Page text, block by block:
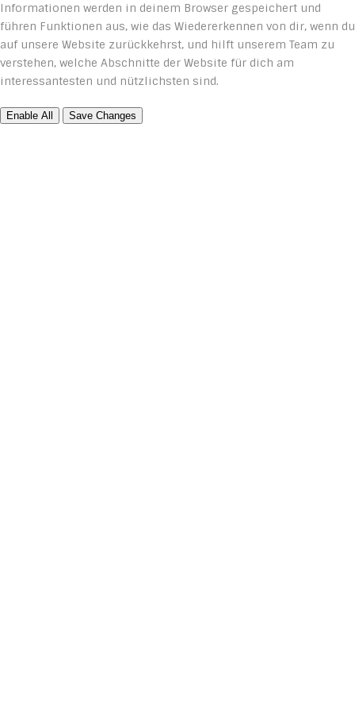
Informationen werden in deinem Browser gespeichert und
führen Funktionen aus, wie das Wiedererkennen von dir, wenn du
auf unsere Website zurückkehrst, und hilft unserem Team zu
verstehen, welche Abschnitte der Website für dich am
interessantesten und nützlichsten sind.
Enable All Save Changes